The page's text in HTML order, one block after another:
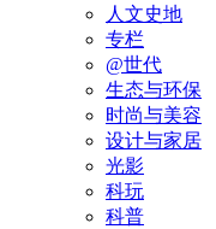
人文史地
专栏
@世代
生态与环保
时尚与美容
设计与家居
光影
科玩
科普